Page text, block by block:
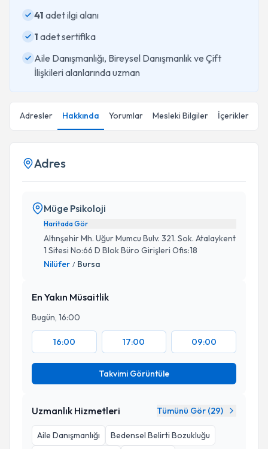
41 adet ilgi alanı
1 adet sertifika
Aile Danışmanlığı, Bireysel Danışmanlık ve Çift
İlişkileri alanlarında uzman
Adresler Hakkında Yorumlar Mesleki Bilgiler İçerikler
Adres
Müge Psikoloji
Haritada Gör
Altınşehir Mh. Uğur Mumcu Bulv. 321. Sok. Atalaykent
1 Sitesi No:66 D Blok Büro Girişleri Ofis:18
Nilüfer / Bursa
En Yakın Müsaitlik
Bugün, 16:00
16:00 17:00 09:00
Takvimi Görüntüle
Uzmanlık Hizmetleri Tümünü Gör (29)
Aile Danışmanlığı
Bedensel Belirti Bozukluğu